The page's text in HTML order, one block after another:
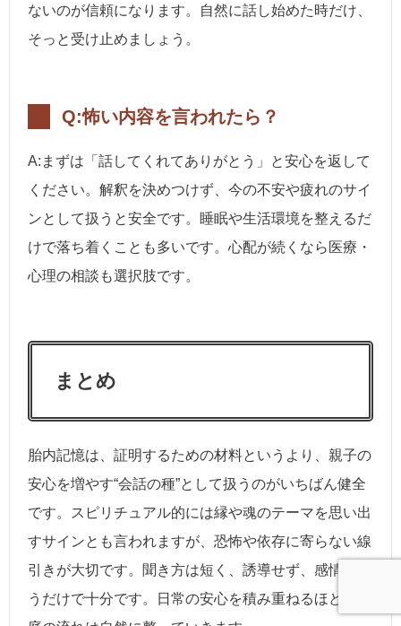
ないのが信頼になります。自然に話し始めた時だけ、
そっと受け止めましょう。
Q:怖い内容を言われたら？
A:まずは「話してくれてありがとう」と安心を返して
ください。解釈を決めつけず、今の不安や疲れのサイ
ンとして扱うと安全です。睡眠や生活環境を整えるだ
けで落ち着くことも多いです。心配が続くなら医療・
心理の相談も選択肢です。
まとめ
胎内記憶は、証明するための材料というより、親子の
安心を増やす“会話の種”として扱うのがいちばん健全
です。スピリチュアル的には縁や魂のテーマを思い出
すサインとも言われますが、恐怖や依存に寄らない線
引きが大切です。聞き方は短く、誘導せず、感情を拾
うだけで十分です。日常の安心を積み重ねるほど、家